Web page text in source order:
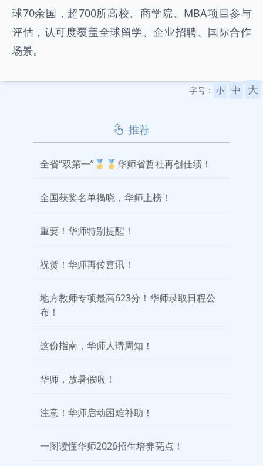
球70余国，超700所高校、商学院、MBA项目参与
评估，认可度覆盖全球留学、企业招聘、国际合作
场景。
字号： 小 中 大
推荐
全省“双第一”🥇🥇华师省哲社再创佳绩！
全国获奖名单揭晓，华师上榜！
重要！华师特别提醒！
祝贺！华师再传喜讯！
地方教师专项最高623分！华师录取日程公
布！
这份指南，华师人请周知！
华师，放暑假啦！
注意！华师启动困难补助！
一图读懂华师2026招生培养亮点！